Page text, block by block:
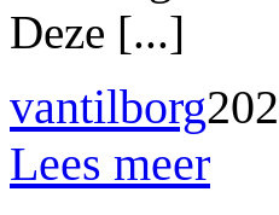
Deze [...]
vantilborg
Lees meer